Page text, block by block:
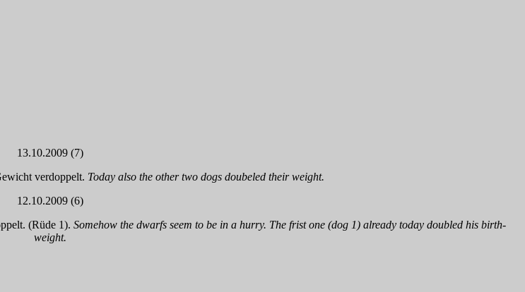
13.10.2009 (7)
verdoppelt. Today also the other two dogs doubeled their weight.
12.10.2009 (6)
(Rüde 1). Somehow the dwarfs seem to be in a hurry. The frist one (dog 1) already today doubled his birth-
weight.